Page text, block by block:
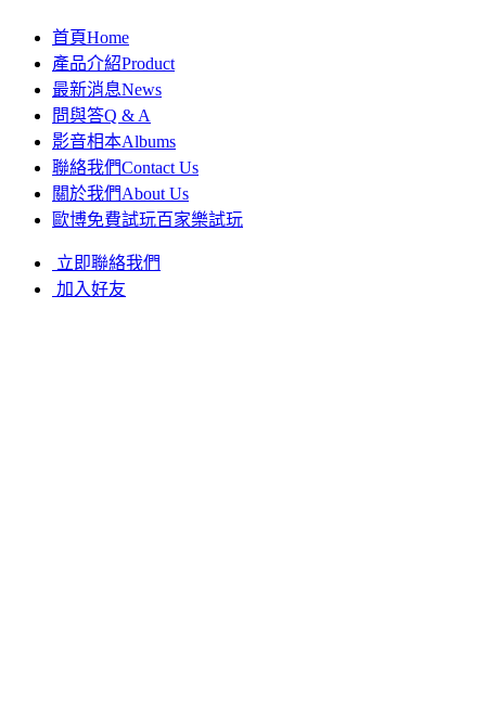
首頁Home
產品介紹Product
最新消息News
問與答Q & A
影音相本Albums
聯絡我們Contact Us
關於我們About Us
歐博免費試玩百家樂試玩
立即聯絡我們
加入好友